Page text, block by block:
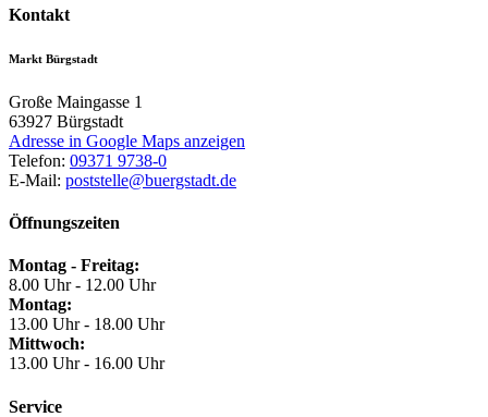
Kontakt
Markt Bürgstadt
Große Maingasse 1
63927 Bürgstadt
Adresse in Google Maps anzeigen
Telefon: 09371 9738-0
E-Mail: poststelle@buergstadt.de
Öffnungszeiten
Montag - Freitag:
8.00 Uhr - 12.00 Uhr
Montag:
13.00 Uhr - 18.00 Uhr
Mittwoch:
13.00 Uhr - 16.00 Uhr
Service